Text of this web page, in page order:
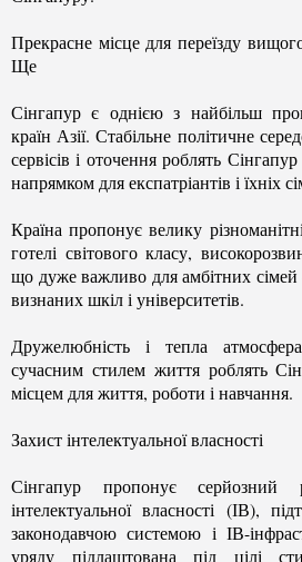
Прекрасне місце для переїзду
Ще
Сінгапур є однією з найбільш
країн Азії. Стабільне політичне
сервісів і оточення роблять
напрямком для експатріантів і їхніх
Країна пропонує велику
готелі світового класу,
що дуже важливо для амбітних сімей
визнаних шкіл і університетів.
Дружелюбність і тепла
сучасним стилем життя роблять
місцем для життя, роботи і навчання.
Захист інтелектуальної власності
Сінгапур пропонує
інтелектуальної власності (ІВ),
законодавчою системою і ІВ-
уряду підлаштована під цілі